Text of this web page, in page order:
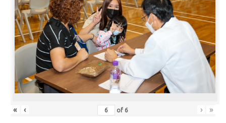
« ‹ of 6 › »